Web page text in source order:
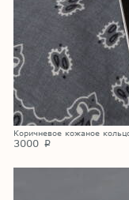
Коричневое кожаное
3000 p